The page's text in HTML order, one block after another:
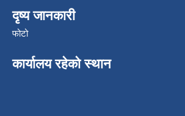
दृष्य जानकारी
फोटो
कार्यालय रहेको स्थान